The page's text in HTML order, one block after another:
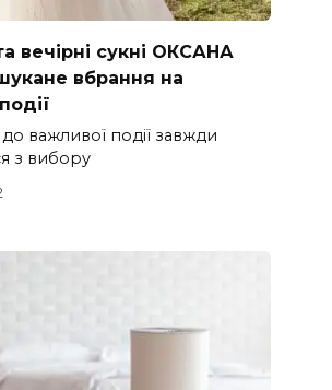
вечірні сукні ОКСАНА
вбрання на
важливої події завжди
з вибору